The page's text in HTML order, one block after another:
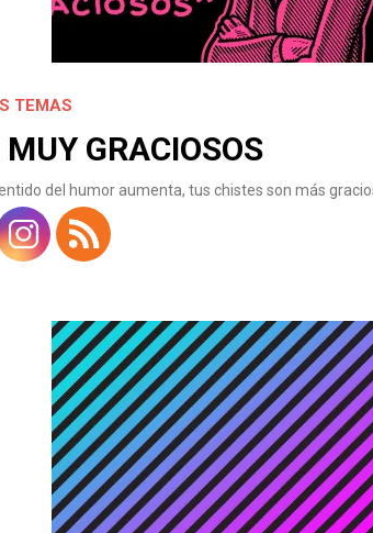
TEMAS
GRACIOSOS
del humor aumenta, tus chistes son más